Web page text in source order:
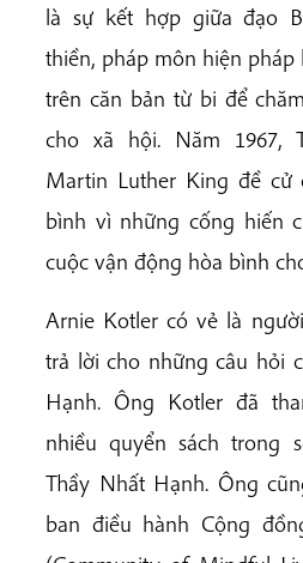
là sự kết hợp giữa đạo
thiền, pháp môn hiện
trên căn bản từ bi để
cho xã hội. Năm 1967,
Martin Luther King đề cử
bình vì những cống hiến
cuộc vận động hòa bình
Arnie Kotler có vẻ là
trả lời cho những câu hỏi
Hạnh. Ông Kotler đã
nhiều quyển sách trong
Thầy Nhất Hạnh. Ông
ban điều hành Cộng